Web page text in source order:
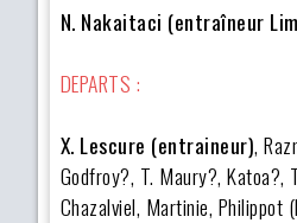
N. Nakaitaci (entraîneur
DEPARTS :
X. Lescure (entraineur),
Godfroy?, T. Maury?, Katoa?,
Chazalviel, Martinie, Philippot